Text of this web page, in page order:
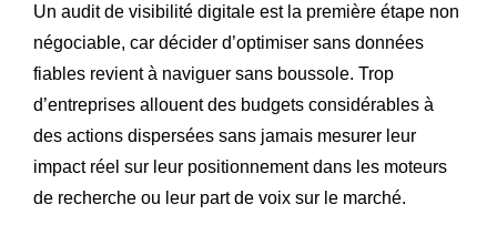
Un audit de visibilité digitale est la première étape non
négociable, car décider d’optimiser sans données
fiables revient à naviguer sans boussole. Trop
d’entreprises allouent des budgets considérables à
des actions dispersées sans jamais mesurer leur
impact réel sur leur positionnement dans les moteurs
de recherche ou leur part de voix sur le marché.